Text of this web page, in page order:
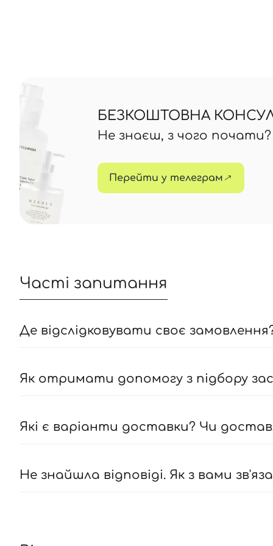
БЕЗКОШТОВНА
Не знаєш, з чого
Перейти у телеграм
Часті запитання
Де відслідковувати своє
Як отримати допомогу з підбору
Які є варіанти доставки? Чи
Не знайшла відповіді. Як з вами